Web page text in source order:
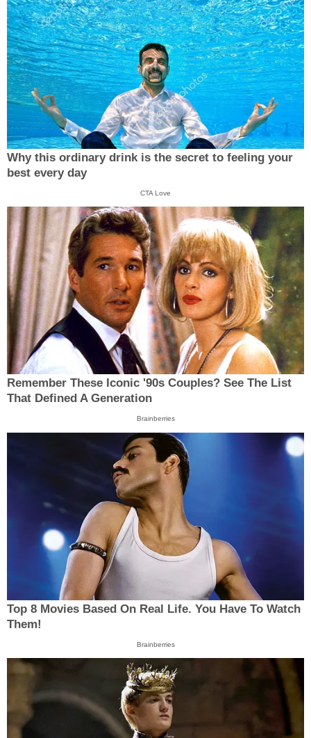
Why this ordinary drink is the secret to feeling your
best every day
CTA Love
Remember These Iconic '90s Couples? See The List
That Defined A Generation
Brainberries
Top 8 Movies Based On Real Life. You Have To Watch
Them!
Brainberries